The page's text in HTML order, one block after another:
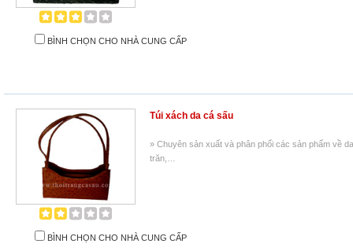
BÌNH CHỌN CHO NHÀ CUNG CẤP
Túi xách da cá sấu
» Chuyên sản xuất và phân phối các sản phẩm về
trăn,…
BÌNH CHỌN CHO NHÀ CUNG CẤP